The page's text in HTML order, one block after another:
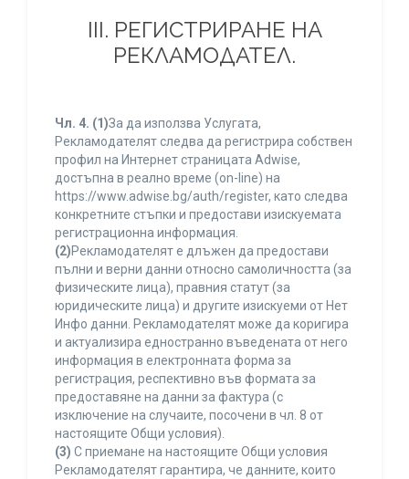
ІІІ. РЕГИСТРИРАНЕ НА
РЕКЛАМОДАТЕЛ.
Чл. 4. (1)За да използва Услугата,
Рекламодателят следва да регистрира собствен
профил на Интернет страницата Adwise,
достъпна в реално време (on-line) на
https://www.adwise.bg/auth/register, като следва
конкретните стъпки и предостави изискуемата
регистрационна информация.
(2)Рекламодателят е длъжен да предостави
пълни и верни данни относно самоличността (за
физическите лица), правния статут (за
юридическите лица) и другите изискуеми от Нет
Инфо данни. Рекламодателят може да коригира
и актуализира едностранно въведената от него
информация в електронната форма за
регистрация, респективно във формата за
предоставяне на данни за фактура (с
изключение на случаите, посочени в чл. 8 от
настоящите Общи условия).
(3) С приемане на настоящите Общи условия
Рекламодателят гарантира, че данните, които